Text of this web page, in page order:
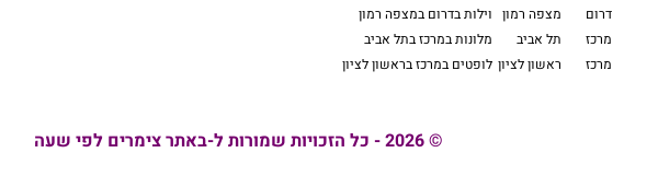
דרום מצפה רמון וילות בדרום במצפה רמון
מרכז תל אביב
מלונות במרכז בתל אביב
מרכז ראשון לציון לופטים במרכז בראשון לציון
© 2026 - כל הזכויות שמורות ל-באתר צימרים לפי שעה